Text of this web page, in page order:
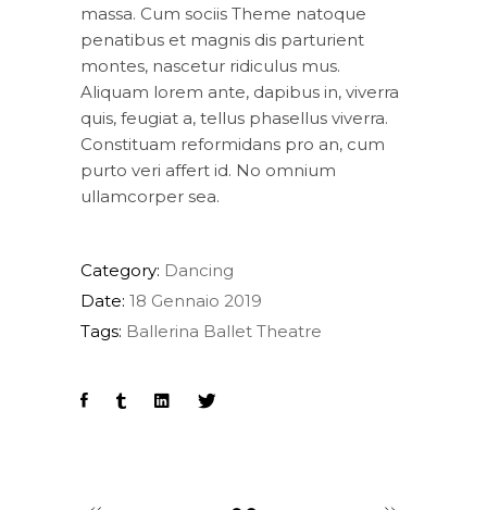
massa. Cum sociis Theme natoque
penatibus et magnis dis parturient
montes, nascetur ridiculus mus.
Aliquam lorem ante, dapibus in, viverra
quis, feugiat a, tellus phasellus viverra.
Constituam reformidans pro an, cum
purto veri affert id. No omnium
ullamcorper sea.
Category: Dancing
Date: 18 Gennaio 2019
Tags: Ballerina Ballet Theatre